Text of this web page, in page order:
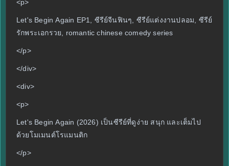
<p>
Let's Begin Again EP1, ซีรีย์จีนฟินๆ, ซีรีย์แต่งงานปลอม, ซีรีย์
รักพระเอกรวย, romantic chinese comedy series
</p>
</div>
<div>
<p>
Let's Begin Again (2026) เป็นซีรีย์ที่ดูง่าย สนุก และเต็มไป
ด้วยโมเมนต์โรแมนติก
</p>